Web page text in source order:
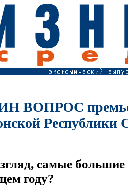
ВОПРОС
Республики
самые большие
году?